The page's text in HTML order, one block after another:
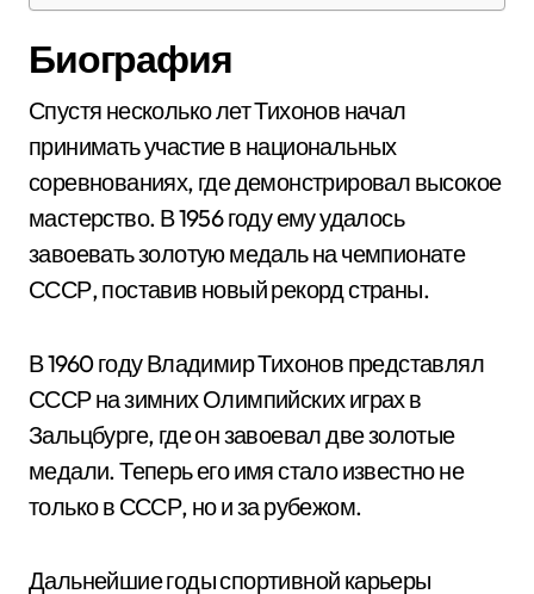
Биография
Спустя несколько лет Тихонов начал
принимать участие в национальных
соревнованиях, где демонстрировал высокое
мастерство. В 1956 году ему удалось
завоевать золотую медаль на чемпионате
СССР, поставив новый рекорд страны.
В 1960 году Владимир Тихонов представлял
СССР на зимних Олимпийских играх в
Зальцбурге, где он завоевал две золотые
медали. Теперь его имя стало известно не
только в СССР, но и за рубежом.
Дальнейшие годы спортивной карьеры